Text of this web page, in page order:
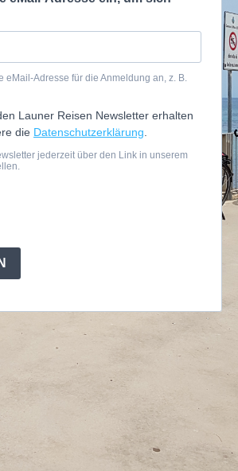
eMail-Adresse für die Anmeldung an, z. B.
Launer Reisen Newsletter erhalten
die Datenschutzerklärung
jederzeit über den Link in unserem